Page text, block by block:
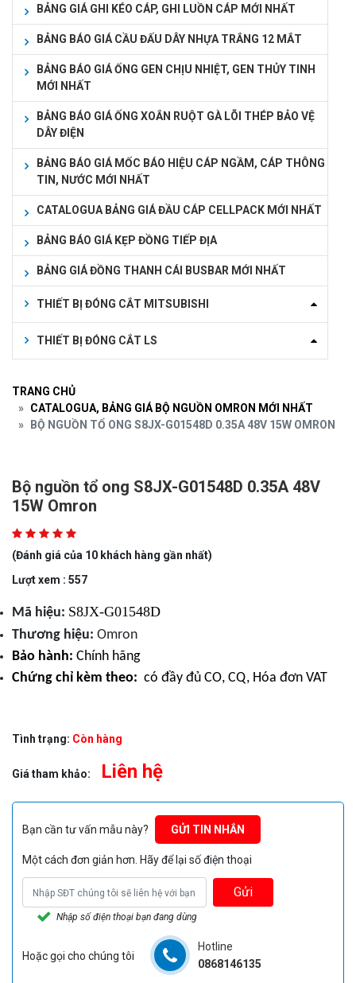
BẢNG GIÁ GHI KÉO CÁP, GHI LUỒN CÁP MỚI NHẤT
BẢNG BÁO GIÁ CẦU ĐẤU DÂY NHỰA TRẮNG 12 MẮT
BẢNG BÁO GIÁ ỐNG GEN CHỊU NHIỆT, GEN THỦY TINH
MỚI NHẤT
BẢNG BÁO GIÁ ỐNG XOẮN RUỘT GÀ LÕI THÉP BẢO VỆ
DÂY ĐIỆN
BẢNG BÁO GIÁ MỐC BÁO HIỆU CÁP NGẦM, CÁP THÔNG
TIN, NƯỚC MỚI NHẤT
CATALOGUA BẢNG GIÁ ĐẦU CÁP CELLPACK MỚI NHẤT
BẢNG BÁO GIÁ KẸP ĐỒNG TIẾP ĐỊA
BẢNG GIÁ ĐỒNG THANH CÁI BUSBAR MỚI NHẤT
THIẾT BỊ ĐÓNG CẮT MITSUBISHI
THIẾT BỊ ĐÓNG CẮT LS
TRANG CHỦ
CATALOGUA, BẢNG GIÁ BỘ NGUỒN OMRON MỚI NHẤT
BỘ NGUỒN TỔ ONG S8JX-G01548D 0.35A 48V 15W OMRON
Bộ nguồn tổ ong S8JX-G01548D 0.35A 48V
15W Omron
(Đánh giá của 10 khách hàng gần nhất)
Lượt xem : 557
Mã hiệu: S8JX-G01548D
Thương hiệu: Omron
Bảo hành: Chính hãng
Chứng chỉ kèm theo: có đầy đủ CO, CQ, Hóa đơn VAT
Tình trạng: Còn hàng
Giá tham khảo: Liên hệ
Bạn cần tư vấn mẫu này? GỬI TIN NHẮN
Một cách đơn giản hơn. Hãy để lại số điện thoại
Gửi
Nhập số điện thoại bạn đang dùng
Hoặc gọi cho chúng tôi
Hotline
0868146135